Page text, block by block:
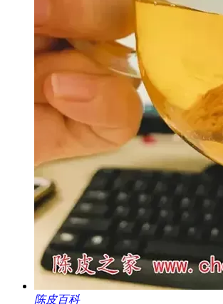
陈皮百科